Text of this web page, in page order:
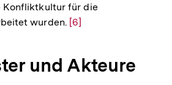
Konfliktkultur für die
wurden. Zur
Fußnote
[6]
und Akteure